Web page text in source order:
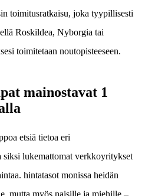
toimitusratkaisu, joka tyypillisesti
Roskildea, Nyborgia tai
toimitetaan noutopisteeseen.
mainostavat 1
etsiä tietoa eri
lukemattomat verkkoyritykset
hintatasot monissa heidän
mutta myös naisille ja miehille –